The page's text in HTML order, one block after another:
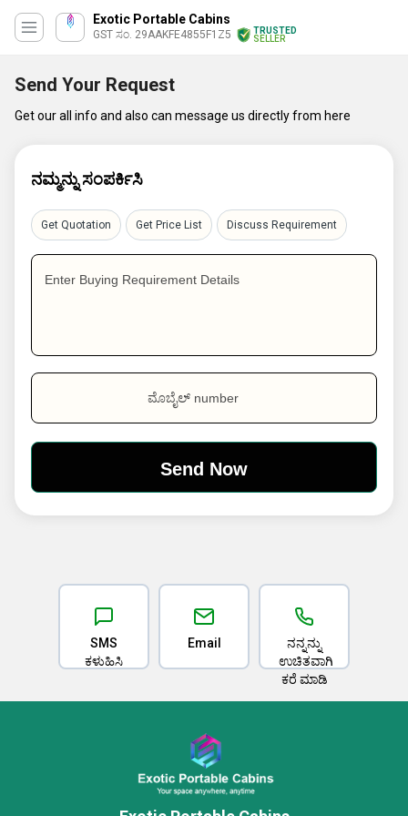
Exotic Portable Cabins
GST ಸಂ. 29AAKFE4855F1Z5
TRUSTED
SELLER
Send Your Request
Get our all info and also can message us directly from here
ನಮ್ಮನ್ನು ಸಂಪರ್ಕಿಸಿ
Get Quotation Get Price List Discuss Requirement
Enter Buying Requirement Details
ಮೊಬೈಲ್ number
SMS
ಕಳುಹಿಸಿ
Email
ನನ್ನನ್ನು
ಉಚಿತವಾಗಿ
ಕರೆ ಮಾಡಿ